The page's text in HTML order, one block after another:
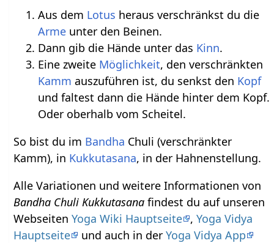
Aus dem Lotus heraus verschränkst du die
Arme unter den Beinen.
Dann gib die Hände unter das Kinn.
Eine zweite Möglichkeit, den verschränkten
Kamm auszuführen ist, du senkst den Kopf
und faltest dann die Hände hinter dem Kopf.
Oder oberhalb vom Scheitel.
So bist du im Bandha Chuli (verschränkter
Kamm), in Kukkutasana, in der Hahnenstellung.
Alle Variationen und weitere Informationen von
Bandha Chuli Kukkutasana findest du auf unseren
WebseitenYoga Wiki Hauptseite ,Yoga Vidya
Hauptseite
und auch in derYoga Vidya App